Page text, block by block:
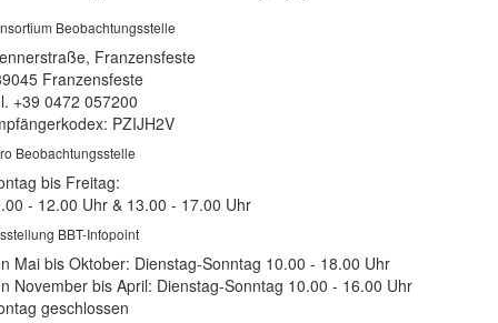
Beobachtungsstelle
Franzensfeste
Franzensfeste
+39 0472 057200
PZIJH2V
Beobachtungsstelle
bis Freitag:
- 12.00 Uhr & 13.00 - 17.00 Uhr
BBT-Infopoint
Mai bis Oktober: Dienstag-Sonntag 10.00 - 18.00 Uhr
November bis April: Dienstag-Sonntag 10.00 - 16.00 Uhr
geschlossen